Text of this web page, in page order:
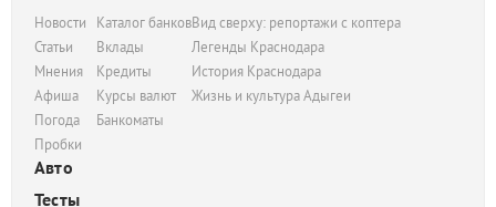
Новости
Статьи
Мнения
Афиша
Погода
Пробки
Каталог банков
Вклады
Кредиты
Курсы валют
Банкоматы
Вид сверху: репортажи с коптера
Легенды Краснодара
История Краснодара
Жизнь и культура Адыгеи
Авто
Тесты